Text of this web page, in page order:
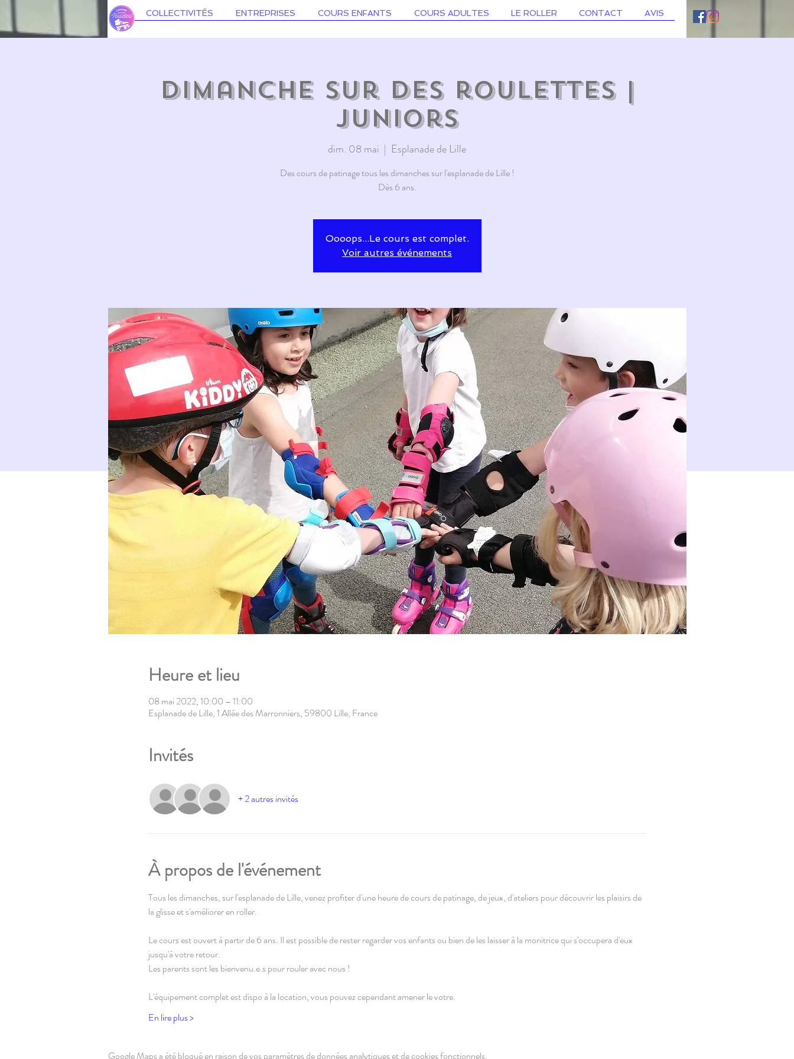
COLLECTIVITÉS ENTREPRISES COURS ENFANTS COURS ADULTES LE ROLLER CONTACT AVIS
Dimanche sur des roulettes |
juniors
dim. 08 mai
  |
Esplanade de Lille
Des cours de patinage tous les dimanches sur l'esplanade de Lille !
Dès 6 ans.
Oooops...Le cours est complet.
Voir autres événements
Heure et lieu
08 mai 2022, 10:00 – 11:00
Esplanade de Lille, 1 Allée des Marronniers, 59800 Lille, France
Invités
+ 2 autres invités
À propos de l'événement
Tous les dimanches, sur l'esplanade de Lille, venez profiter d'une heure de cours de patinage, de jeux, d'ateliers pour découvrir les plaisirs de
la glisse et s'améliorer en roller.
Le cours est ouvert à partir de 6 ans. Il est possible de rester regarder vos enfants ou bien de les laisser à la monitrice qui s'occupera d'eux
jusqu'à votre retour.
Les parents sont les bienvenu.e.s pour rouler avec nous !
L'équipement complet est dispo à la location, vous pouvez cependant amener le votre.
En lire plus >
Google Maps a été bloqué en raison de vos paramètres de données analytiques et de cookies fonctionnels.